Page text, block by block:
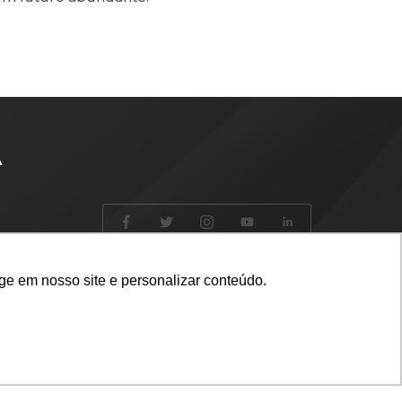
em nosso site e personalizar conteúdo.